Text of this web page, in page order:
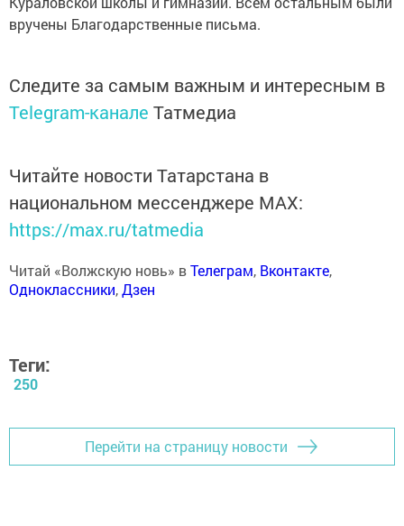
вручены Благодарственные письма.
Следите за самым важным и интересным в
Telegram-канале Татмедиа
Читайте новости Татарстана в
национальном мессенджере MАХ:
https://max.ru/tatmedia
Читай «Волжскую новь» вТелеграм, Вконтакте,
Одноклассники,Дзен
Теги:
250
Перейти на страницу новости